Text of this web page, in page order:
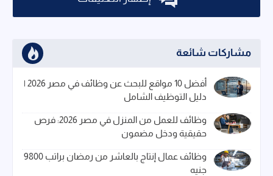
مشاركات شائعة
أفضل 10 مواقع للبحث عن وظائف في مصر 2026 |
دليل التوظيف الشامل
وظائف للعمل من المنزل في مصر 2026: فرص
حقيقية ودخل مضمون
وظائف عمال إنتاج بالعاشر من رمضان براتب 9800
جنيه